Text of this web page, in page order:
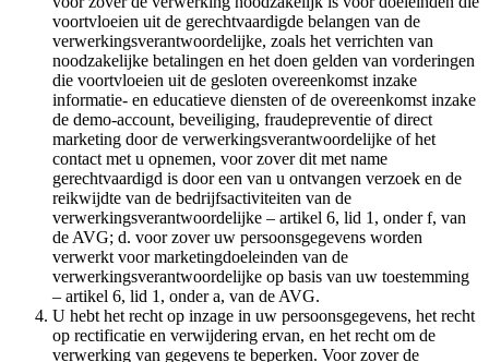
voortvloeien uit de gerechtvaardigde belangen van de
verwerkingsverantwoordelijke, zoals het verrichten van
noodzakelijke betalingen en het doen gelden van vorderingen
die voortvloeien uit de gesloten overeenkomst inzake
informatie- en educatieve diensten of de overeenkomst inzake
de demo-account, beveiliging, fraudepreventie of direct
marketing door de verwerkingsverantwoordelijke of het
contact met u opnemen, voor zover dit met name
gerechtvaardigd is door een van u ontvangen verzoek en de
reikwijdte van de bedrijfsactiviteiten van de
verwerkingsverantwoordelijke – artikel 6, lid 1, onder f, van
de AVG; d. voor zover uw persoonsgegevens worden
verwerkt voor marketingdoeleinden van de
verwerkingsverantwoordelijke op basis van uw toestemming
– artikel 6, lid 1, onder a, van de AVG.
U hebt het recht op inzage in uw persoonsgegevens, het recht
op rectificatie en verwijdering ervan, en het recht om de
verwerking van gegevens te beperken. Voor zover de